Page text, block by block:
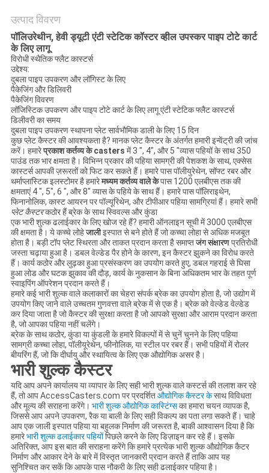
PRIVACY
POLICY
उत्पाद विवरण
पॉलिउरेथीन, हेवी ड्यूटी एंटी स्टेटिक कॉस्टर व्हील उपस्कर पाइप टोटे कार्ट
के लिए लागू
विरोधी स्थैतिक फ्लैट कास्टर्स
उद्देश्य:
दुबला पाइप उपकरण और लॉगिस्ट के लिए
पैकेजिंग और डिलिवरी
पैकेजिंग विवरण
लॉजिस्टिक उपकरण और पाइप टोटे कार्ट के लिए लागू एंटी स्टेटिक फ्लैट कास्टर्स
डिलीवरी का समय
दुबला पाइप उपकरण स्थापना प्लेट सार्वभौमिक डाली के लिए 15 दिन
कुछप्लेट कैस्टर कीआवश्यकता है? मानक प्लेट कैस्टर के अंतर्गत हमारी इन्वेंट्री की जांच
करें। हमारेप्रकाश कर्तव्य के casters में 3 ", 4", और 5 "व्यास पहियों के साथ 350
पाउंड तक भार क्षमता है। विभिन्न प्रकार की पहिया सामग्री की पेशकश के साथ, एक्सेस
कास्टर्स आपकी ज़रूरतों को फिट कर सकते हैं। हमारे पास पॉलीयुरेथेन, सॉफ्ट रबर और
थर्माप्लास्टिक इलस्टोमर है हमारेमध्यम कर्तव्य वाले केपास 1200 एलबीएस तक की
क्षमताएं 4 ", 5", 6 ", और 8" व्यास के पहिये के साथ हैं। हमारे पास पॉलिराइथेन,
फिनानोलिक, कास्ट आयरन पर पॉल्यूरिथेन, और टीपीआर पहिया सामग्रियां हैं। हमारे सभी
प्लेट कैस्टरकठोर हैं ब्रेक के साथ स्विवल्स और कुंडा
एक भारी शुल्क ढलाईकार के लिए खोज रहे हैं? हमारी ऑनलाइन सूची में 3000 एलबीएस
की क्षमता है। ये कच्चे लोहेजालीइस्पात से बने होते हैं जो कच्चा लोहा से अधिक मजबूत
होता है। बड़ी टॉप प्लेट स्थिरता और ताकत प्रदान करता है समाप्तजंग संक्षारणप्रतिरोधी
जस्ता चढ़ाया हुआ है। डबल वेल्डेड पैर होने के कारण, इन कैस्टर झुकने का विरोध करते
हैं। कार्य कठोर और लुढ़का हुआ प्रसंस्करण का उपयोग करते हुए, डबल गहराई से घिसा
हुआ लोड और घटक झुकाव की दौड़, कार्य के नुकसान के बिना अधिकतम भार के तहत पूर्ण
स्वाइपिंग ऑपरेशन प्रदान करते हैं।
हमारे कई भारी शुल्क वाले कलाकारों का चेहरा संपर्क ब्रेक का उपयोग होता है, जो उद्योग में
उपयोग किए जाने वाले उच्चतम गुणवत्ता वाले ब्रेक में से एक है। ब्रेक को वेल्डेड वेल्डेड
कर दिया जाता है जो कैस्टर की सुरक्षा करता है जो आपको सुरक्षा और आराम प्रदान करता
है, जो आपका पहिया नहीं चलेंगे।
ब्रेक के साथ कठोर, कुंडा या कुंडली के हमारे विकल्पों में से चुनें चुनने के लिए पहिया
सामग्री कच्चा लोहा, पॉलीयूरेथेन, फीनोलिक, या स्टील पर रबर हैं। सभी पहियों में रोलर
बीयरिंग हैं, जो कि दीर्घायु और स्थायित्व के लिए एक औद्योगिक असर है।
भारी शुल्क कैस्टर
यदि आप अपने कार्यालय या व्यापार के लिए सही भारी शुल्क वाले कस्टर्स की तलाश कर रहे
हैं, तो आप AccessCasters.com पर प्रदर्शितऔद्योगिक कैस्टर केसाथ विविधता
और मूल्य की सराहना करेंगे। भारी शुल्क औद्योगिक कास्टिंग्सका हमारा चयन व्यापक है,
जिससे आप अपने उपकरण, रैक या बाली के लिए सही विकल्प का पता लगा सकते हैं। चाहे
आप एक जाली इस्पात पहिया या बहुलक निर्माण की जरूरत है, बाकी आश्वासन दिया है कि
हमारेभारी शुल्क ढलाईकार पहियोंपिछले करने के लिए डिज़ाइन कर रहे हैं। इसके
अतिरिक्त, आप इस बात की सराहना करेंगे कि हमारे प्रत्येक भारी शुल्क औद्योगिक कैटर
निर्माण और आकार देने के बारे में विस्तृत जानकारी प्रदान करते हैं ताकि आप यह
सुनिश्चित कर सकें कि आपके पास नौकरी के लिए सही ढलाईकार पहिया है।